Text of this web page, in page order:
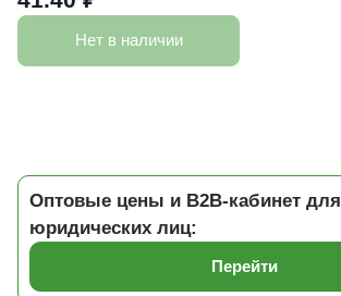
Нет в наличии
Оптовые цены и B2B-кабинет для
юридических лиц:
Перейти